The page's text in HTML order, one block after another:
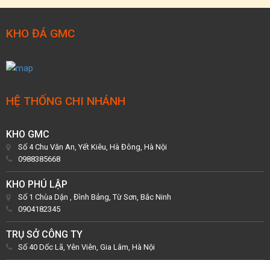
KHO ĐÁ GMC
HỆ THỐNG CHI NHÁNH
KHO GMC
Số 4 Chu Văn An, Yết Kiêu, Hà Đông, Hà Nội
0988385668
KHO PHÚ LẬP
Số 1 Chùa Dận , Đình Bảng, Từ Sơn, Bắc Ninh
0904182345
TRỤ SỞ CÔNG TY
Số 40 Dốc Lã, Yên Viên, Gia Lâm, Hà Nội